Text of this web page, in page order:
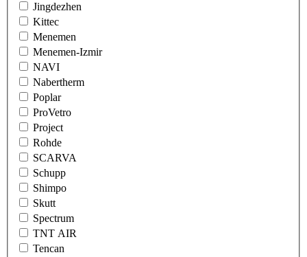
Jingdezhen
Kittec
Menemen
Menemen-Izmir
NAVI
Nabertherm
Poplar
ProVetro
Project
Rohde
SCARVA
Schupp
Shimpo
Skutt
Spectrum
TNT AIR
Tencan